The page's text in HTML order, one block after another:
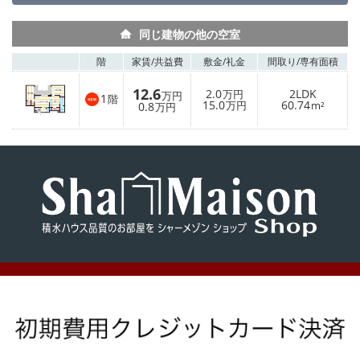
同じ建物の他の空室
階 家賃/共益費 敷金/礼金 間取り/専有面積
1 階 12.6万円
0.8万円
2.0万円
15.0万円
2LDK
60.74m²